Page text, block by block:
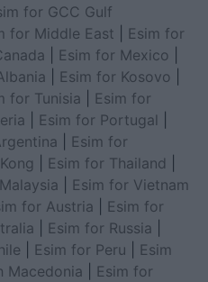
for GCC Gulf
for Middle East
Esim for
Esim for Mexico
Esim for Kosovo
for Tunisia
Esim for
Esim for Portugal
Esim for
Esim for Thailand
Esim for Vietnam
for Austria
Esim for
Esim for Russia
Esim for Peru
Esim
Macedonia
Esim for